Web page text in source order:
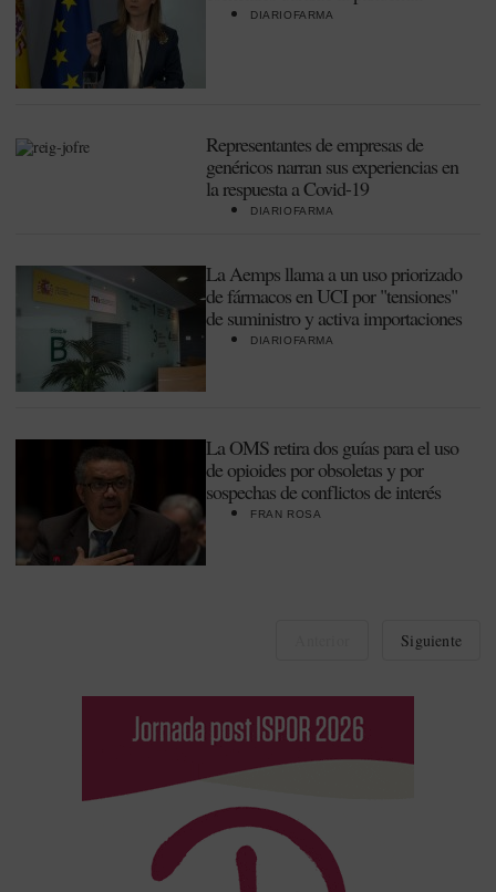
DIARIOFARMA
Representantes de empresas de
genéricos narran sus experiencias en
la respuesta a Covid-19
DIARIOFARMA
La Aemps llama a un uso priorizado
de fármacos en UCI por "tensiones"
de suministro y activa importaciones
DIARIOFARMA
La OMS retira dos guías para el uso
de opioides por obsoletas y por
sospechas de conflictos de interés
FRAN ROSA
Siguiente